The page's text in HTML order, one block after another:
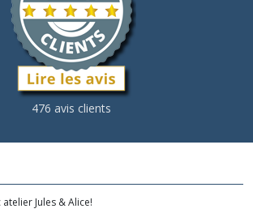
476 avis clients
Jules & Alice!